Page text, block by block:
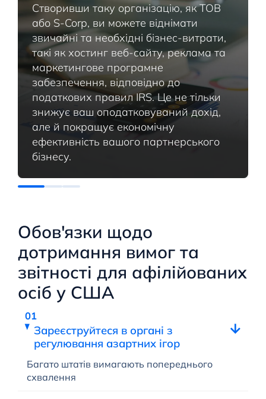
Створивши таку організацію, як ТОВ
або S-Corp, ви можете віднімати
звичайні та необхідні бізнес-витрати,
такі як хостинг веб-сайту, реклама та
маркетингове програмне
забезпечення, відповідно до
податкових правил IRS. Це не тільки
знижує ваш оподатковуваний дохід,
але й покращує економічну
ефективність вашого партнерського
бізнесу.
Обов'язки щодо
дотримання вимог та
звітності для афілійованих
осіб у США
Зареєструйтеся в органі з
регулювання азартних ігор
Багато штатів вимагають попереднього
схвалення